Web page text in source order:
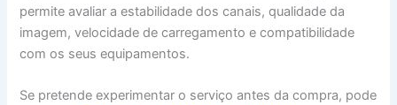
permite avaliar a estabilidade dos canais, qualidade da
imagem, velocidade de carregamento e compatibilidade
com os seus equipamentos.
Se pretende experimentar o serviço antes da compra, pode